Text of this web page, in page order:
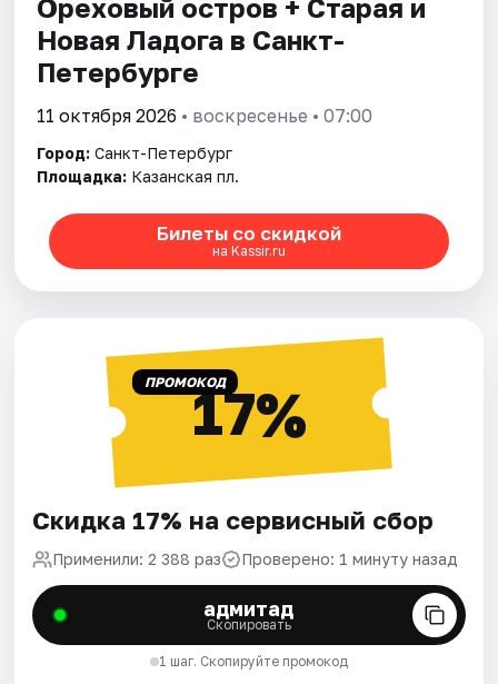
Ореховый остров + Старая и
Новая Ладога в Санкт-
Петербурге
11 октября 2026 • воскресенье • 07:00
Город: Санкт-Петербург
Площадка: Казанская пл.
Билеты со скидкой
на Kassir.ru
ПРОМОКОД17%
Скидка 17% на сервисный сбор
Применили: 2 388 раз Проверено: 1 минуту назад
адмитад
Скопировать
1 шаг. Скопируйте промокод